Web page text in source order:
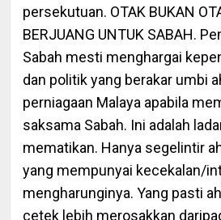
persekutuan. OTAK BUKAN
BERJUANG UNTUK SABAH.
Sabah mesti menghargai
dan politik yang berakar umbi
perniagaan Malaya apabila
saksama Sabah. Ini adalah
mematikan. Hanya segelintir
yang mempunyai kecekalan/
mengharunginya. Yang pasti
cetek lebih merosakkan